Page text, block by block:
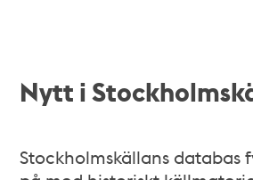
Nytt i
Stockholmskällans databas